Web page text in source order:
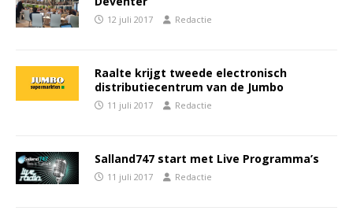
12 juli 2017 Redactie
Raalte krijgt tweede electronisch
distributiecentrum van de Jumbo
11 juli 2017 Redactie
Salland747 start met Live Programma’s
11 juli 2017 Redactie